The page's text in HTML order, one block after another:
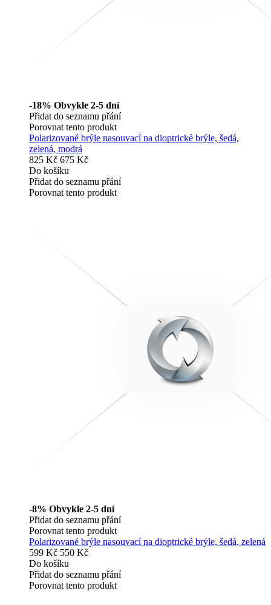
-18% Obvykle 2-5 dní
Přidat do seznamu přání
Porovnat tento produkt
Polarizované brýle nasouvací na dioptrické brýle, šedá,
zelená, modrá
825 Kč 675 Kč
Do košíku
Přidat do seznamu přání
Porovnat tento produkt
-8% Obvykle 2-5 dní
Přidat do seznamu přání
Porovnat tento produkt
Polarizované brýle nasouvací na dioptrické brýle, šedá, zelená
599 Kč 550 Kč
Do košíku
Přidat do seznamu přání
Porovnat tento produkt